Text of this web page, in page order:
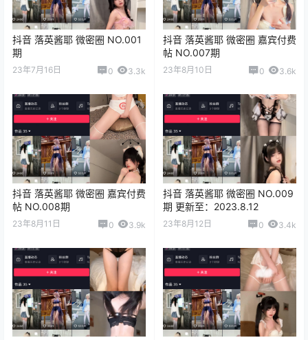
抖音 落英酱耶 微密圈 NO.001
期
23年7月16日 0 3.3k
抖音 落英酱耶 微密圈 嘉宾付费
帖 NO.007期
23年8月10日 0 3.6k
抖音 落英酱耶 微密圈 嘉宾付费
帖 NO.008期
23年8月11日 0 3.9k
抖音 落英酱耶 微密圈 NO.009
期 更新至：2023.8.12
23年8月12日 0 3.4k